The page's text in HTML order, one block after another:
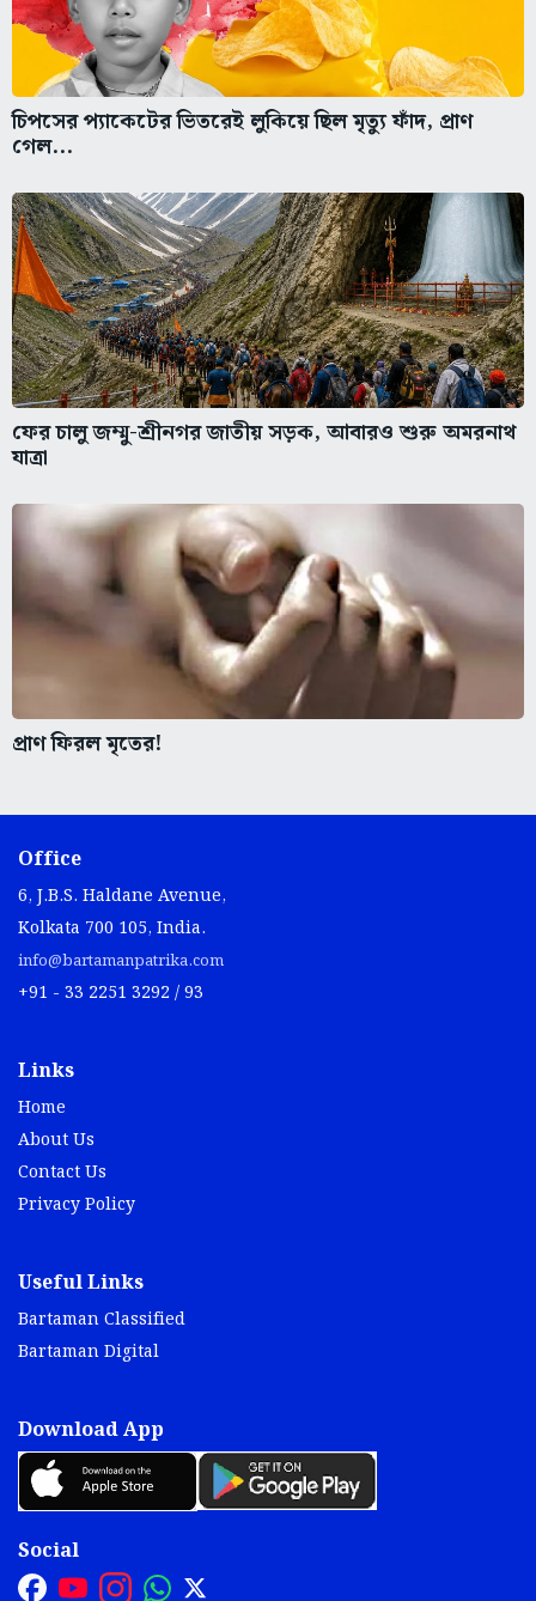
চিপসের প্যাকেটের ভিতরেই লুকিয়ে ছিল মৃত্যু ফাঁদ, প্রাণ
গেল...
ফের চালু জম্মু-শ্রীনগর জাতীয় সড়ক, আবারও শুরু অমরনাথ
যাত্রা
প্রাণ ফিরল মৃতের!
Office
6, J.B.S. Haldane Avenue,
Kolkata 700 105, India.
info@bartamanpatrika.com
+91 - 33 2251 3292 / 93
Links
Home
About Us
Contact Us
Privacy Policy
Useful Links
Bartaman Classified
Bartaman Digital
Download App
Social